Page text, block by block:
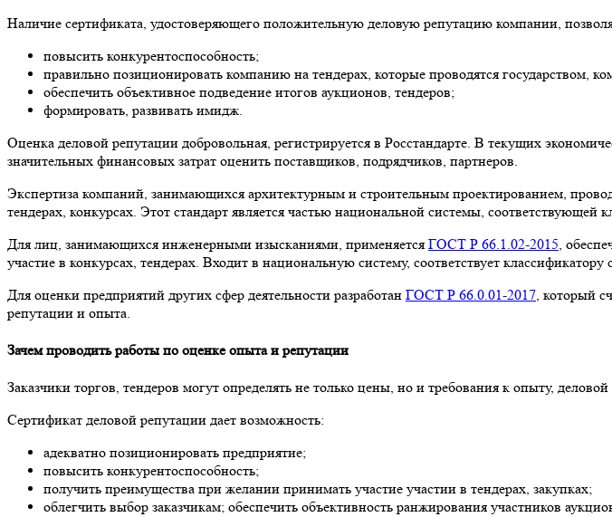
Наличие сертификата, удостоверяющего положительную деловую репутацию компании,
повысить конкурентоспособность;
правильно позиционировать компанию на тендерах, которые проводятся государством,
обеспечить объективное подведение итогов аукционов, тендеров;
формировать, развивать имидж.
Оценка деловой репутации добровольная, регистрируется в Росстандарте. В текущих
значительных финансовых затрат оценить поставщиков, подрядчиков, партнеров.
Экспертиза компаний, занимающихся архитектурным и строительным проектированием,
тендерах, конкурсах. Этот стандарт является частью национальной системы, соответствующей
Для лиц, занимающихся инженерными изысканиями, применяется ГОСТ Р 66.1.02-2015,
участие в конкурсах, тендерах. Входит в национальную систему, соответствует классификатору
Для оценки предприятий других сфер деятельности разработан ГОСТ Р 66.0.01-2017, который
репутации и опыта.
Зачем проводить работы по оценке опыта и репутации
Заказчики торгов, тендеров могут определять не только цены, но и требования к опыту,
Сертификат деловой репутации дает возможность:
адекватно позиционировать предприятие;
повысить конкурентоспособность;
получить преимущества при желании принимать участие участии в тендерах, закупках;
облегчить выбор заказчикам; обеспечить объективность ранжирования участников